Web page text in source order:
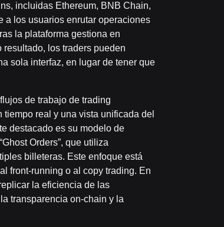
incluidas Ethereum, BNB Chain,
a los usuarios enrutar operaciones
la plataforma gestiona en
los traders pueden
sola interfaz, en lugar de tener que
de trabajo de trading
real y una vista unificada del
destacado es su modelo de
Orders”, que utiliza
billeteras. Este enfoque está
front-running o al copy trading. En
la eficiencia de las
transparencia on-chain y la